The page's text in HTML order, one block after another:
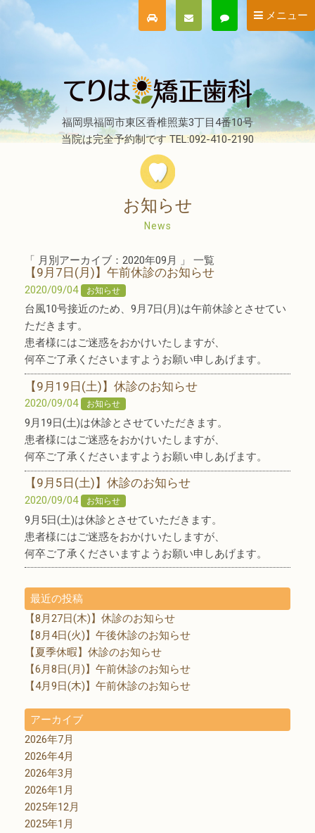
メニュー
福岡県福岡市東区香椎照葉3丁目4番10号
当院は完全予約制です TEL:092-410-2190
お知らせ
News
「 月別アーカイブ：2020年09月 」 一覧
【9月7日(月)】午前休診のお知らせ
2020/09/04 お知らせ
台風10号接近のため、9月7日(月)は午前休診とさせてい
ただきます。
患者様にはご迷惑をおかけいたしますが、
何卒ご了承くださいますようお願い申しあげます。
【9月19日(土)】休診のお知らせ
2020/09/04 お知らせ
9月19日(土)は休診とさせていただきます。
患者様にはご迷惑をおかけいたしますが、
何卒ご了承くださいますようお願い申しあげます。
【9月5日(土)】休診のお知らせ
2020/09/04 お知らせ
9月5日(土)は休診とさせていただきます。
患者様にはご迷惑をおかけいたしますが、
何卒ご了承くださいますようお願い申しあげます。
最近の投稿
【8月27日(木)】休診のお知らせ
【8月4日(火)】午後休診のお知らせ
【夏季休暇】休診のお知らせ
【6月8日(月)】午前休診のお知らせ
【4月9日(木)】午前休診のお知らせ
アーカイブ
2026年7月
2026年4月
2026年3月
2026年1月
2025年12月
2025年1月